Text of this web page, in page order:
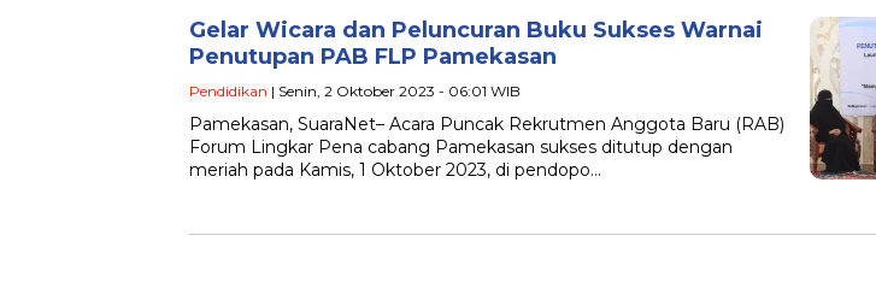
Gelar Wicara dan Peluncuran Buku Sukses Warnai
Penutupan PAB FLP Pamekasan
Pendidikan | Senin, 2 Oktober 2023 - 06:01 WIB
Pamekasan, SuaraNet– Acara Puncak Rekrutmen Anggota Baru (RAB)
Forum Lingkar Pena cabang Pamekasan sukses ditutup dengan
meriah pada Kamis, 1 Oktober 2023, di pendopo…